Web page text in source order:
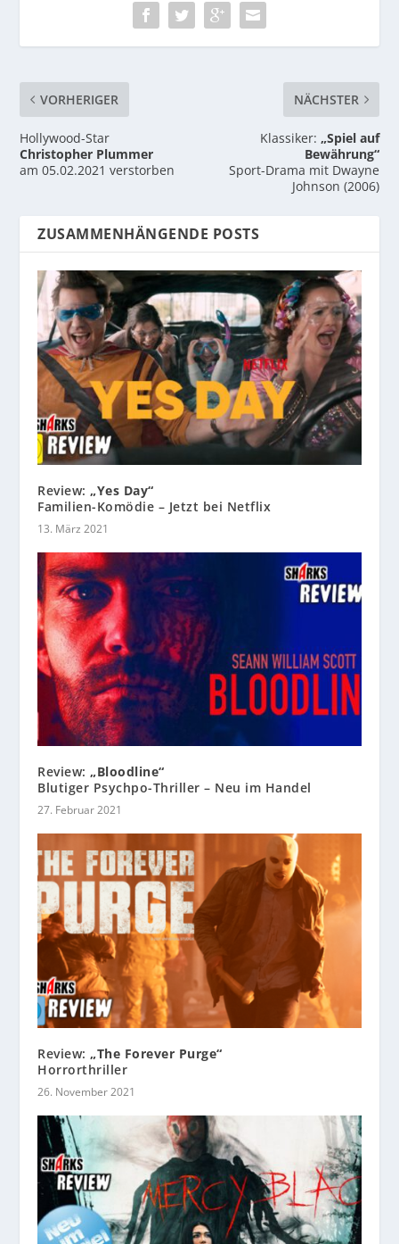
VORHERIGER
Hollywood-Star
Christopher Plummer
am 05.02.2021 verstorben
NÄCHSTER
Klassiker: „Spiel auf
Bewährung“
Sport-Drama mit Dwayne
Johnson (2006)
ZUSAMMENHÄNGENDE POSTS
Review: „Yes Day“
Familien-Komödie – Jetzt bei Netflix
13. März 2021
Review:„Bloodline“
Blutiger Psychpo-Thriller – Neu im Handel
27. Februar 2021
Review:„The Forever Purge“
Horrorthriller
26. November 2021